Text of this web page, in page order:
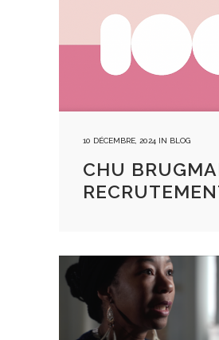
10 DÉCEMBRE, 2024 IN BLOG
CHU